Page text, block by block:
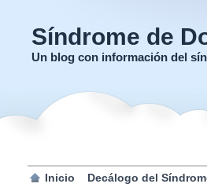
Síndrome de
Un blog con información del
Inicio Decálogo del